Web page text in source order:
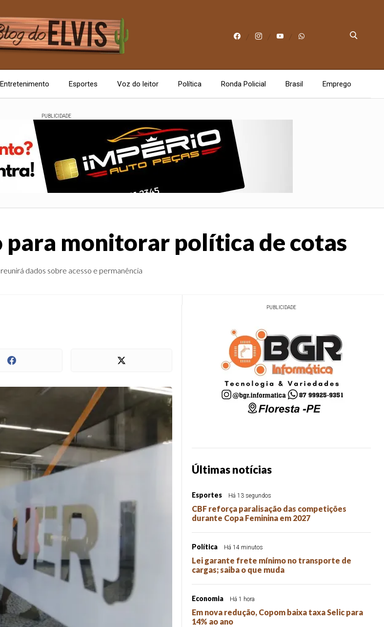
Entretenimento Esportes Voz do leitor Política Ronda Policial Brasil Emprego
PUBLICIDADE
monitorar política de cotas
dados sobre acesso e permanência
PUBLICIDADE
Últimas notícias
Esportes Há 13 segundos
CBF reforça paralisação das competições
durante Copa Feminina em 2027
Política Há 14 minutos
Lei garante frete mínimo no transporte de
cargas; saiba o que muda
Economia Há 1 hora
Em nova redução, Copom baixa taxa Selic para
14% ao ano